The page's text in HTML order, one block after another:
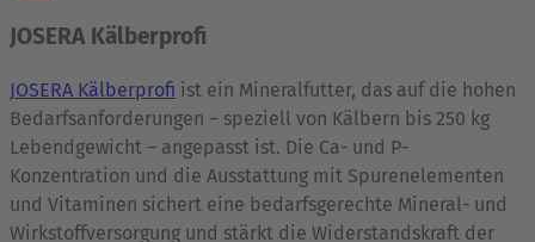
JOSERA Kälberprofi
JOSERA Kälberprofi ist ein Mineralfutter, das auf die hohen
Bedarfsanforderungen – speziell von Kälbern bis 250 kg
Lebendgewicht – angepasst ist. Die Ca- und P-
Konzentration und die Ausstattung mit Spurenelementen
und Vitaminen sichert eine bedarfsgerechte Mineral- und
Wirkstoffversorgung und stärkt die Widerstandskraft der